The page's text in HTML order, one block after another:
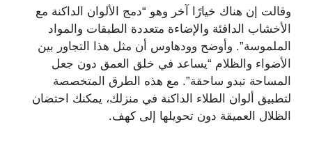
وقالت إن هناك خيارًا آخر وهو “دمج الألوان الداكنة مع
الأخشاب الدافئة والإضاءة متعددة الطبقات والمواد
الملموسة”. وأوضح وودهاوس أن مثل هذا التجاور بين
الأضواء والظلام “يساعد في خلق العمق دون جعل
المساحة تبدو ساحقة”. مع هذه الطرق المتخصصة
لتطبيق ألوان الطلاء الداكنة في منزلك، يمكنك احتضان
الظلال العميقة دون تحويلها إلى كهف.